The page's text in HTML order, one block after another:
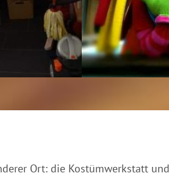
Ort: die Kostümwerkstatt